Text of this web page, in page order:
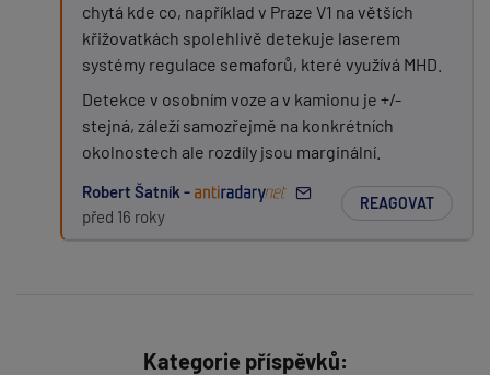
chytá kde co, například v Praze V1 na větších
křižovatkách spolehlivě detekuje laserem
systémy regulace semaforů, které využívá MHD.
Detekce v osobním voze a v kamionu je +/-
stejná, záleží samozřejmě na konkrétních
okolnostech ale rozdíly jsou marginální.
Robert Šatník -
před 16 roky
REAGOVAT
Kategorie příspěvků: